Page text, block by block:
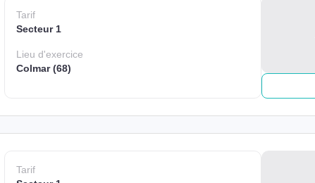
Tarif
Secteur 1
Lieud'exercice
Colmar (68)
Tarif